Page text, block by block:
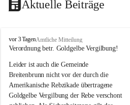
Aktuelle Beiträge
B
r
i
t
e
n
b
vor 3 TagenAmtliche Mitteilung
Verordnung betr. Goldgelbe Vergilbung!
Leider ist auch die Gemeinde
Breitenbrunn nicht vor der durch die
Amerikanische Rebzikade übertragene
Goldgelbe Vergilbung der Rebe verschont